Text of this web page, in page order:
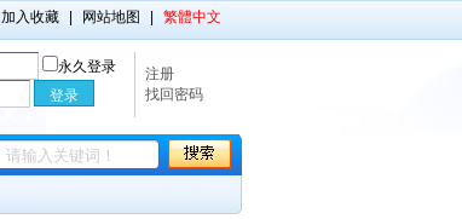
加入收藏 网站地图 繁體中文
注册
找回密码
永久登录